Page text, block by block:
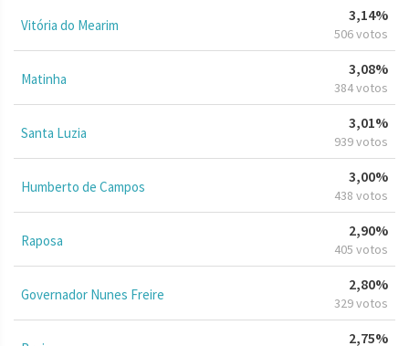
Vitória do Mearim
3,14%
506 votos
Matinha
3,08%
384 votos
Santa Luzia
3,01%
939 votos
Humberto de Campos
3,00%
438 votos
Raposa
2,90%
405 votos
Governador Nunes Freire
2,80%
329 votos
2,75%